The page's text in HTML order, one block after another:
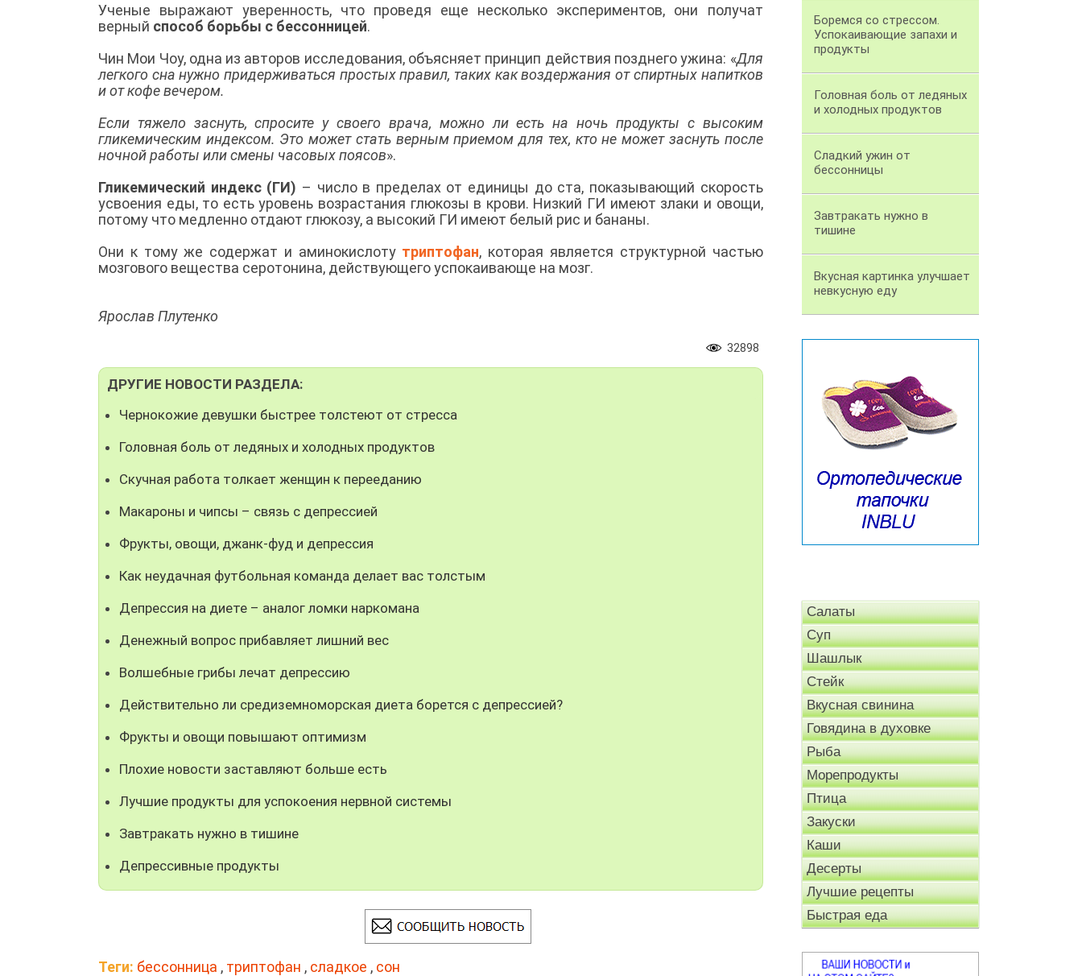
Ученые выражают уверенность, что проведя еще несколько экспериментов, они получат
верный способ борьбы с бессонницей.
Чин Мои Чоу, одна из авторов исследования, объясняет принцип действия позднего ужина: «Для
легкого сна нужно придерживаться простых правил, таких как воздержания от спиртных напитков
и от кофе вечером.
Если тяжело заснуть, спросите у своего врача, можно ли есть на ночь продукты с высоким
гликемическим индексом. Это может стать верным приемом для тех, кто не может заснуть после
ночной работы или смены часовых поясов».
Гликемический индекс (ГИ) – число в пределах от единицы до ста, показывающий скорость
усвоения еды, то есть уровень возрастания глюкозы в крови. Низкий ГИ имеют злаки и овощи,
потому что медленно отдают глюкозу, а высокий ГИ имеют белый рис и бананы.
Они к тому же содержат и аминокислоту триптофан, которая является структурной частью
мозгового вещества серотонина, действующего успокаивающе на мозг.
Ярослав Плутенко
32898
ДРУГИЕ НОВОСТИ РАЗДЕЛА:
Чернокожие девушки быстрее толстеют от стресса
Головная боль от ледяных и холодных продуктов
Скучная работа толкает женщин к перееданию
Макароны и чипсы – связь с депрессией
Фрукты, овощи, джанк-фуд и депрессия
Как неудачная футбольная команда делает вас толстым
Депрессия на диете – аналог ломки наркомана
Денежный вопрос прибавляет лишний вес
Волшебные грибы лечат депрессию
Действительно ли средиземноморская диета борется с депрессией?
Фрукты и овощи повышают оптимизм
Плохие новости заставляют больше есть
Лучшие продукты для успокоения нервной системы
Завтракать нужно в тишине
Депрессивные продукты
Теги: бессонница , триптофан , сладкое , сон
Боремся со стрессом.
Успокаивающие запахи и
продукты
Головная боль от ледяных
и холодных продуктов
Сладкий ужин от
бессонницы
Завтракать нужно в
тишине
Вкусная картинка улучшает
невкусную еду
Салаты
Суп
Шашлык
Стейк
Вкусная свинина
Говядина в духовке
Рыба
Морепродукты
Птица
Закуски
Каши
Десерты
Лучшие рецепты
Быстрая еда